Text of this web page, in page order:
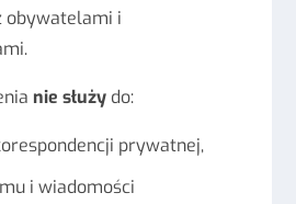
obywatelami i
nie służy do:
prywatnej,
i wiadomości